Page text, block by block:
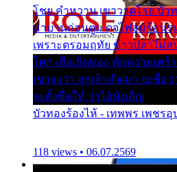
โชย คำหวาน เขาวาดโรย บัว
มาบานก่อนตูม ดุจไฟสุมร้อนรุ
เพราะตรอมฤทัย ข้าวปลาไม่ส
โศก เสียเถิดทอง พักความเศร้
เขาจะว่า ลูกเจ้าเกิดมา จะชื่อ
จะตั้งชื่อให้ ว่าไอ้บังเอิญ
บัวทองร้องไห้ - เทพพร เพชรอุ
118 views • 06.07.2569